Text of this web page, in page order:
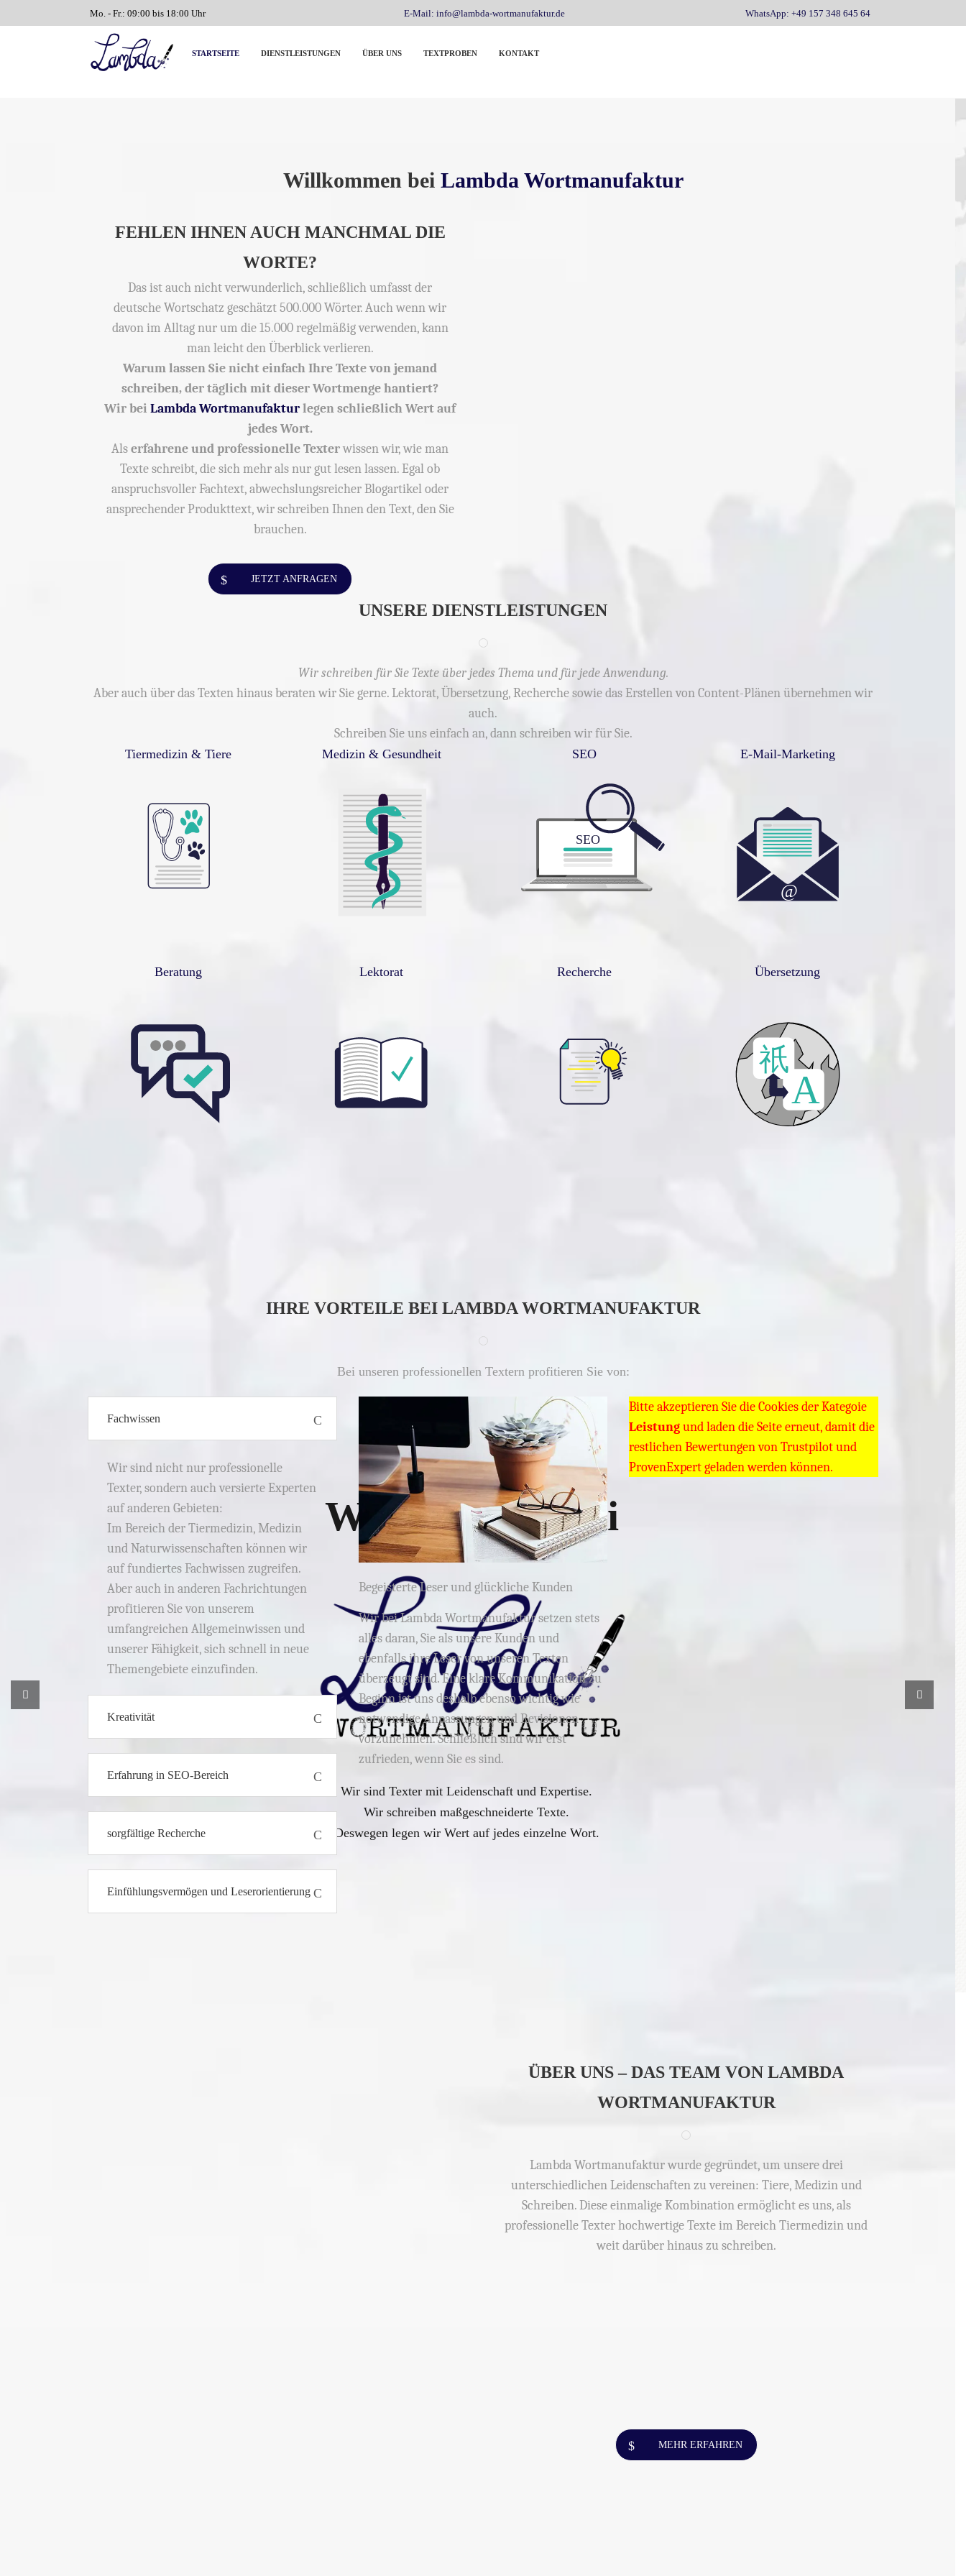
Mo. - Fr.: 09:00 bis 18:00 Uhr E-Mail: info@lambda-wortmanufaktur.de WhatsApp: +49 157 348 645 64
STARTSEITE DIENSTLEISTUNGEN ÜBER UNS TEXTPROBEN KONTAKT
Willkommen bei
Wir sind Texter mit Leidenschaft und Expertise.
Wir schreiben maßgeschneiderte Texte.
Deswegen legen wir Wert auf jedes einzelne Wort.
Willkommen bei Lambda Wortmanufaktur
FEHLEN IHNEN AUCH MANCHMAL DIE
WORTE?
Das ist auch nicht verwunderlich, schließlich umfasst der
deutsche Wortschatz geschätzt 500.000 Wörter. Auch wenn wir
davon im Alltag nur um die 15.000 regelmäßig verwenden, kann
man leicht den Überblick verlieren.
Warum lassen Sie nicht einfach Ihre Texte von jemand
schreiben, der täglich mit dieser Wortmenge hantiert?
Wir bei Lambda Wortmanufaktur legen schließlich Wert auf
jedes Wort.
Als erfahrene und professionelle Texter wissen wir, wie man
Texte schreibt, die sich mehr als nur gut lesen lassen. Egal ob
anspruchsvoller Fachtext, abwechslungsreicher Blogartikel oder
ansprechender Produkttext, wir schreiben Ihnen den Text, den Sie
brauchen.
JETZT ANFRAGEN
UNSERE DIENSTLEISTUNGEN
Wir schreiben für Sie Texte über jedes Thema und für jede Anwendung.
Aber auch über das Texten hinaus beraten wir Sie gerne. Lektorat, Übersetzung, Recherche sowie das Erstellen von Content-Plänen übernehmen wir
auch.
Schreiben Sie uns einfach an, dann schreiben wir für Sie.
Tiermedizin & Tiere
Medizin & Gesundheit SEO E-Mail-Marketing
Beratung Lektorat Recherche Übersetzung
IHRE VORTEILE BEI LAMBDA WORTMANUFAKTUR
Bei unseren professionellen Textern profitieren Sie von:
Fachwissen
Wir sind nicht nur professionelle
Texter, sondern auch versierte Experten
auf anderen Gebieten:
Im Bereich der Tiermedizin, Medizin
und Naturwissenschaften können wir
auf fundiertes Fachwissen zugreifen.
Aber auch in anderen Fachrichtungen
profitieren Sie von unserem
umfangreichen Allgemeinwissen und
unserer Fähigkeit, sich schnell in neue
Themengebiete einzufinden.
Kreativität
Erfahrung in SEO-Bereich
sorgfältige Recherche
Einfühlungsvermögen und Leserorientierung
Begeisterte Leser und glückliche Kunden
Wir bei Lambda Wortmanufaktur setzen stets
alles daran, Sie als unsere Kunden und
ebenfalls ihre Leser von unseren Texten
überzeugt sind. Eine klare Kommunikation zu
Beginn ist uns deshalb ebenso wichtig wie
notwendige Anpassungen und Revisionen
vorzunehmen. Schließlich sind wir erst
zufrieden, wenn Sie es sind.
Bitte akzeptieren Sie die Cookies der Kategoie
Leistung und laden die Seite erneut, damit die
restlichen Bewertungen von Trustpilot und
ProvenExpert geladen werden können.
ÜBER UNS – DAS TEAM VON LAMBDA
WORTMANUFAKTUR
Lambda Wortmanufaktur wurde gegründet, um unsere drei
unterschiedlichen Leidenschaften zu vereinen: Tiere, Medizin und
Schreiben. Diese einmalige Kombination ermöglicht es uns, als
professionelle Texter hochwertige Texte im Bereich Tiermedizin und
weit darüber hinaus zu schreiben.
MEHR ERFAHREN